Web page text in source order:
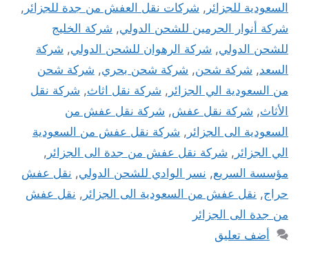
السعودية للجزائر , شركات نقل العفش من جدة للجزائر ,
شركة أنوار الحرمين للشحن الدولي, شركة الخليج
للشحن الدولي, شركة الرهوان للشحن الدولي, شركة
السعد, شركة شحن, شركة شحن بحري, شركة شحن
من السعودية الي الجزائر , شركة نقل اثاث, شركة نقل
الأثاث, شركة نقل عفش, شركة نقل عفش من
السعودية الى الجزائر , شركة نقل عفش من السعودية
الي الجزائر , شركة نقل عفش من جدة الى الجزائر ,
مؤسسة السريع, نسر الوادي للشحن الدولي, نقل عفش
حراج, نقل عفش من السعودية الى الجزائر , نقل عفش
من جدة الى الجزائر
أضف تعليق